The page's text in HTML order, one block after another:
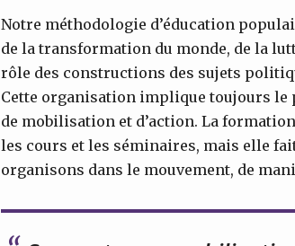
Notre méthodologie d’éducation
de la transformation du monde, de la
rôle des constructions des sujets
Cette organisation implique toujours
de mobilisation et d’action. La
les cours et les séminaires, mais elle
organisons dans le mouvement, de